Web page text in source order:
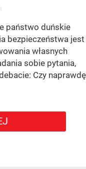
państwo duńskie
bezpieczeństwa jest
własnych
sobie pytania,
Czy naprawdę